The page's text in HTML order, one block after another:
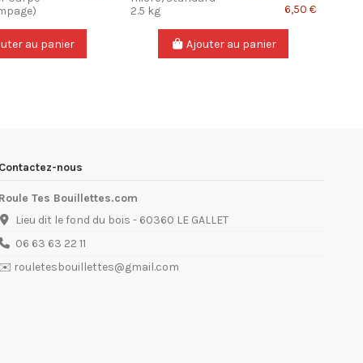
au panier
2.5 kg
6,50 €
Ajouter au panier
Contactez-nous
Roule Tes Bouillettes.com
Lieu dit le fond du bois - 60360 LE GALLET
06 63 63 22 11
✉️ rouletesbouillettes@gmail.com